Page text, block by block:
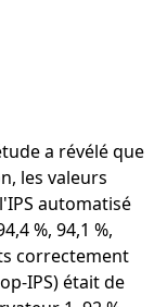
a révélé que
les valeurs
automatisé
%, 94,1 %,
correctement
IPS) était de